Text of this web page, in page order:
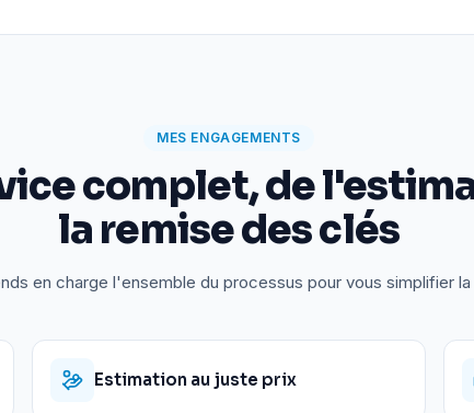
MES ENGAGEMENTS
complet, de
la remise des clés
en charge l'ensemble du processus pour vous simplifier la
Estimation au juste prix